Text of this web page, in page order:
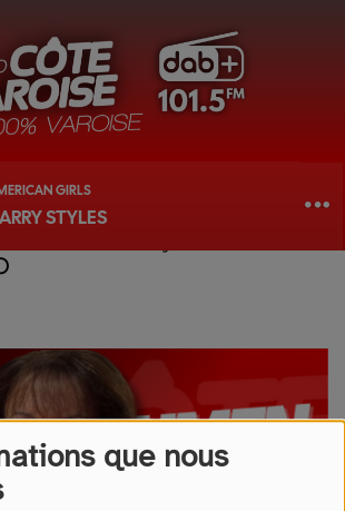
que nous
GIRLS
STYLES
PROUVENÇAU - LA